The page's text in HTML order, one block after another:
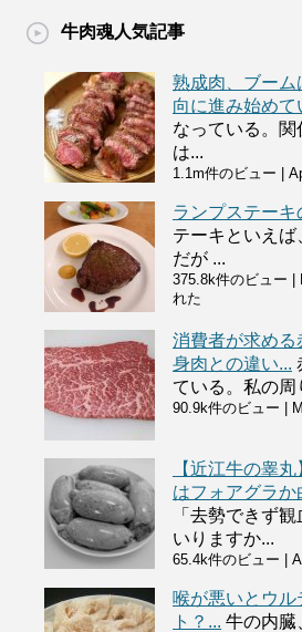
牛肉魂人気記事
熟成肉、ブー
向に進み始めて
なっている。
は...
1.1m件のビュー |
ランプステーキ
テーキといえ
だが ...
375.8k件のビュー |
れた
消費者が求め
身肉との違い...
ている。私の周
90.9k件のビュー |
【近江牛の睾
はフォアグラか
「去勢できず
いりますか...
65.4k件のビュー |
喉が悪いとウ
ト？... 牛の内臓